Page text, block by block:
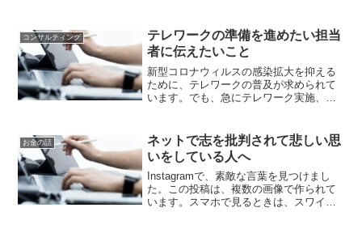
ヤーの記事を読んでください。そのため
水だけで食べることがで...
コンサルティング
テレワークの準備を進めたい担当
者に伝えたいこと
新型コロナウィルスの感染拡大を抑える
ために、テレワークの普及が求められて
います。でも、急にテレワーク実施、在
いと思います。また、中小企業、零細企
業や、フリーランスの方で...
お金の話
ネットで志を批判されて悲しい思
いをしている人へ
Instagramで、素敵な言葉を見つけまし
た。この投稿は、複数の画像で作られて
います。スマホで見るときは、スワイプ